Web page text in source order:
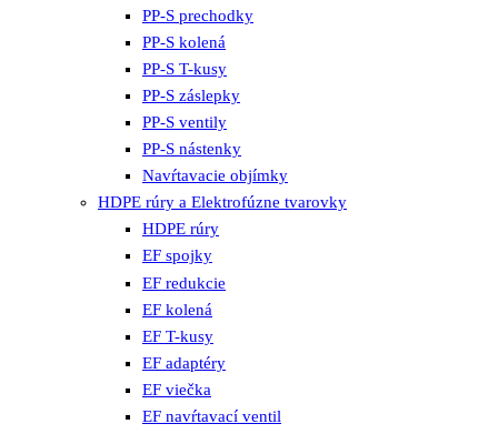
PP-S prechodky
PP-S kolená
PP-S T-kusy
PP-S záslepky
PP-S ventily
PP-S nástenky
Navŕtavacie objímky
HDPE rúry a Elektrofúzne tvarovky
HDPE rúry
EF spojky
EF redukcie
EF kolená
EF T-kusy
EF adaptéry
EF viečka
EF navŕtavací ventil